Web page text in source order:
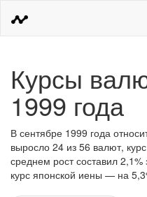
Курсы
1999 года
В сентябре 1999 года
выросло 24 из 56 валют,
среднем рост составил
курс японской иены — на